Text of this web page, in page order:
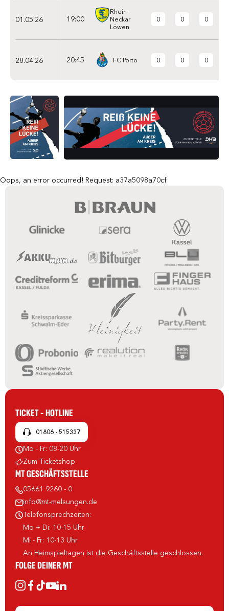
01.05.26 19:00
Rhein-
Neckar
Löwen
0 0 0
28.04.26 20:45 FC Porto 0 0 0
Oops, an error occurred! Request: a37a5098a70cf
TICKET - HOTLINE
01806 - 515337
Mo - Fr: 08-20 Uhr
Zum Ticketshop
MT GESCHÄFTSSTELLE
05661 9260 - 0
info@mt-melsungen.de
Telefonsprechzeiten:
Mo + Di: 10-15 Uhr
Mi - Fr: 10-13 Uhr
An Heimspieltagen ist die Geschäftsstelle geschlossen.
FOLGE DEINER MT